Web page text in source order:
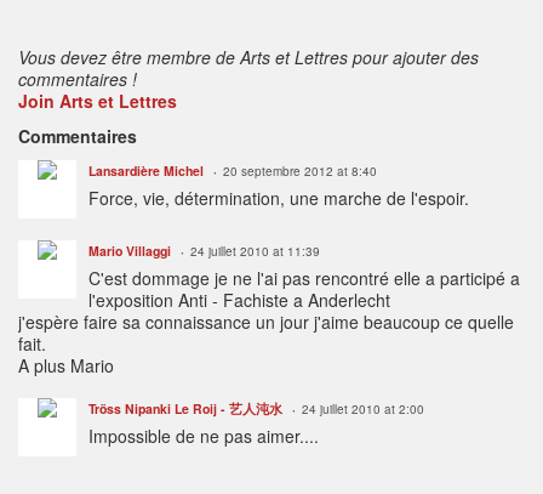
Vous devez être membre de Arts et Lettres pour ajouter des
commentaires !
Join Arts et Lettres
Commentaires
Lansardière Michel 20 septembre 2012 at 8:40
Force, vie, détermination, une marche de l'espoir.
Mario Villaggi 24 juillet 2010 at 11:39
C'est dommage je ne l'ai pas rencontré elle a participé a
l'exposition Anti - Fachiste a Anderlecht
j'espère faire sa connaissance un jour j'aime beaucoup ce quelle
fait.
A plus Mario
Tröss Nipanki Le Roij - 艺人沌水 24 juillet 2010 at 2:00
Impossible de ne pas aimer....